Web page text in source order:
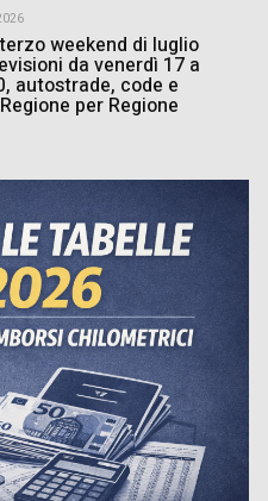
weekend di luglio
da venerdì 17 a
autostrade, code e
per Regione